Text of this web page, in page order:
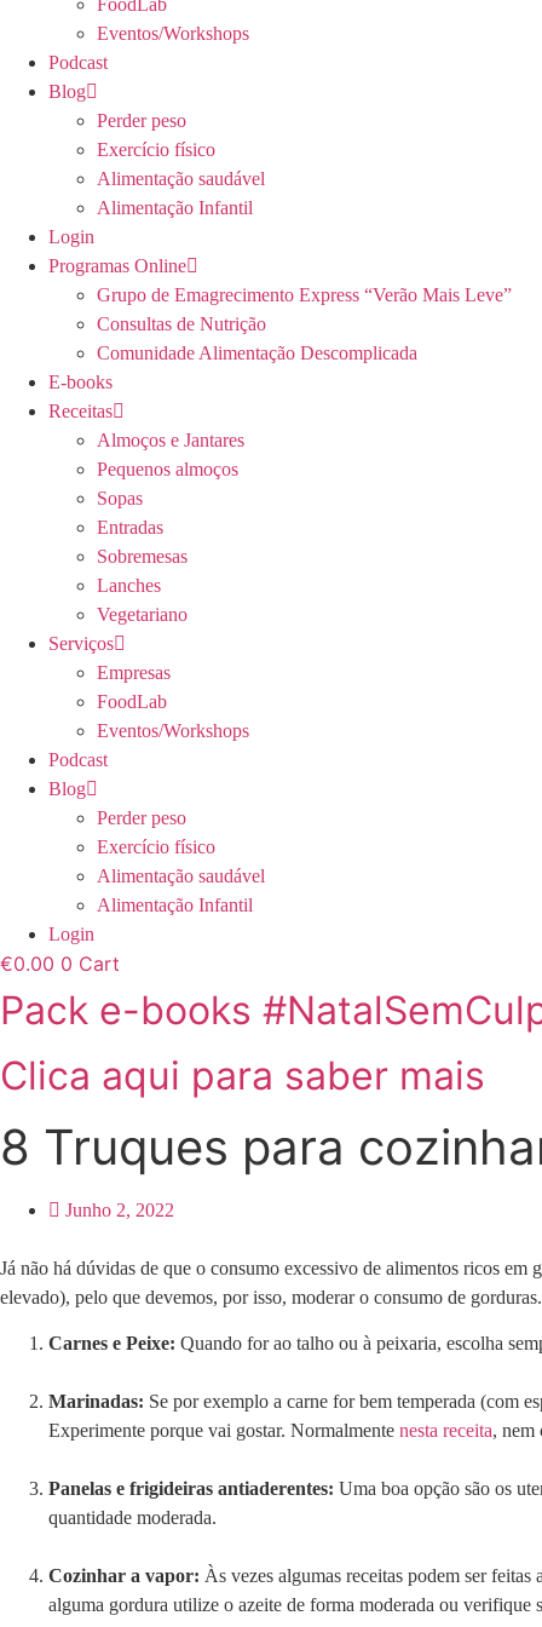
FoodLab
Eventos/Workshops
Podcast
Blog
Perder peso
Exercício físico
Alimentação saudável
Alimentação Infantil
Login
Programas Online
Grupo de Emagrecimento Express “Verão Mais Leve”
Consultas de Nutrição
Comunidade Alimentação Descomplicada
E-books
Receitas
Almoços e Jantares
Pequenos almoços
Sopas
Entradas
Sobremesas
Lanches
Vegetariano
Serviços
Empresas
FoodLab
Eventos/Workshops
Podcast
Blog
Perder peso
Exercício físico
Alimentação saudável
Alimentação Infantil
Login
€0.00 0 Cart
Pack e-books
Clica aqui para saber mais
8 Truques para
Junho 2, 2022
Já não há dúvidas de que o consumo excessivo de alimentos ricos
elevado), pelo que devemos, por isso, moderar o consumo de gorduras.
Carnes e Peixe: Quando for ao talho ou à peixaria, escolha
Marinadas: Se por exemplo a carne for bem temperada (com
Experimente porque vai gostar. Normalmente nesta receita, nem
Panelas e frigideiras antiaderentes: Uma boa opção são os
quantidade moderada.
Cozinhar a vapor: Às vezes algumas receitas podem ser
alguma gordura utilize o azeite de forma moderada ou verifique